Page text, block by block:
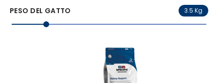
PESO DEL GATTO 3.5 Kg